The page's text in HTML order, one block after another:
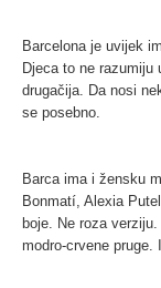
Barcelona je uvijek
Djeca to ne
drugačija. Da nosi
se posebno.
Barca ima i žensku
Bonmatí, Alexia
boje. Ne roza
modro-crvene pruge.